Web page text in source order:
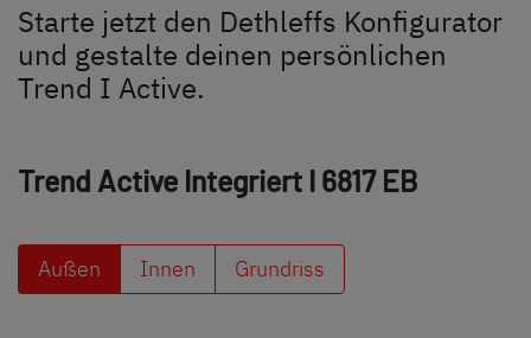
Starte jetzt den Dethleffs Konfigurator
und gestalte deinen persönlichen
Trend I Active.
Trend Active Integriert I 6817 EB
Außen Innen Grundriss